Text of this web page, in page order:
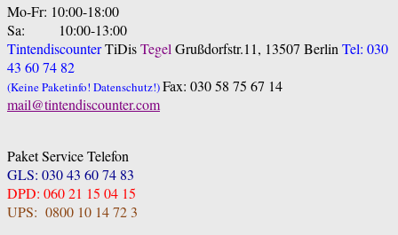
Mo-Fr: 10:00-18:00
Sa: 10:00-13:00
TintendiscounterTiDisTegel Grußdorfstr.11, 13507 Berlin Tel: 030
43 60 74 82
(Keine Paketinfo! Datenschutz!)Fax: 030 58 75 67 14
mail@tintendiscounter.com
Paket Service Telefon
GLS: 030 43 60 74 83
DPD: 060 21 15 04 15
UPS: 0800 10 14 72 3